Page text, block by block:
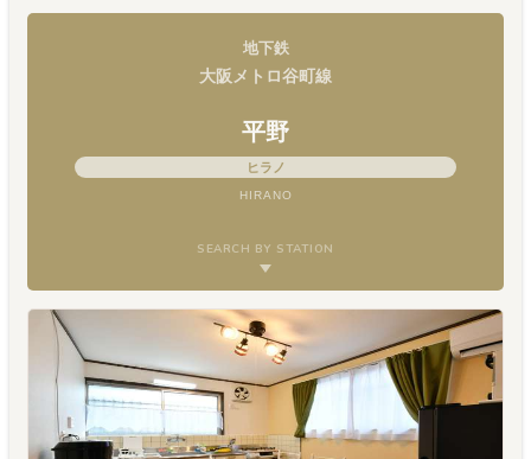
地下鉄
大阪メトロ谷町線
平野
ヒラノ
HIRANO
SEARCH BY STATION